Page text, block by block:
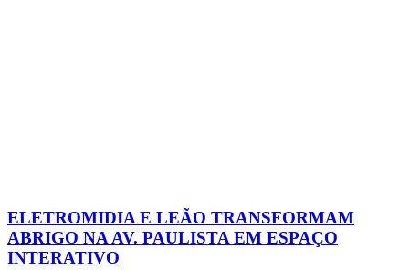
ELETROMIDIA E LEÃO TRANSFORMAM
ABRIGO NA AV. PAULISTA EM ESPAÇO
INTERATIVO